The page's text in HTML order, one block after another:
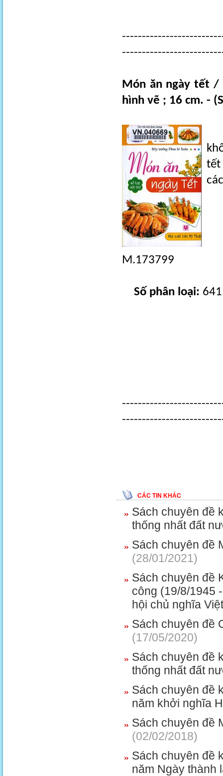
Món ăn ngày tết /
hình vẽ ; 16 cm. -
tết
M.173799
Số phân loại:
CÁC TIN KHÁC
Sách chuyên đề
thống nhất đất
Sách chuyên đề
(28/01/2021)
Sách chuyên đề
công (19/8/1945
hội chủ nghĩa
Sách chuyên đề
(17/05/2020)
Sách chuyên đề
thống nhất đất
Sách chuyên đề
năm khởi nghĩa
Sách chuyên đề
(02/02/2018)
Sách chuyên đề
năm Ngày thành